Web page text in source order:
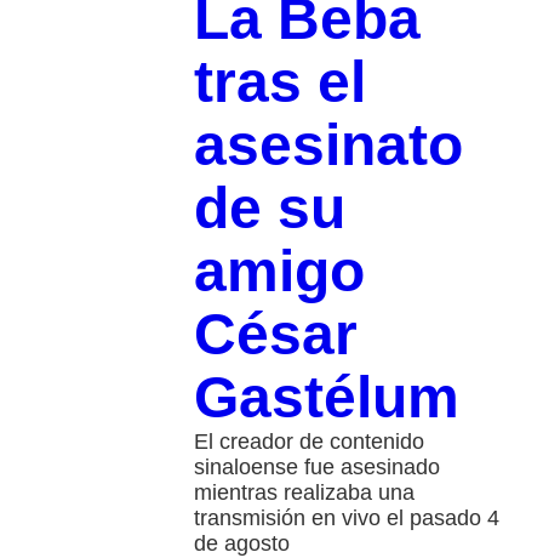
La Beba
tras el
asesinato
de su
amigo
César
Gastélum
El creador de contenido
sinaloense fue asesinado
mientras realizaba una
transmisión en vivo el pasado 4
de agosto